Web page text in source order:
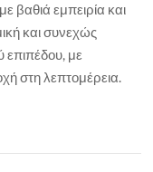
βαθιά εμπειρία και
και συνεχώς
επιπέδου, με
στη λεπτομέρεια.